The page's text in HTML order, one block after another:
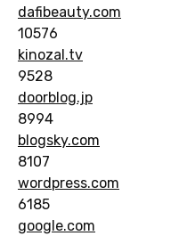
dafibeauty.com
10576
kinozal.tv
9528
doorblog.jp
8994
blogsky.com
8107
wordpress.com
6185
google.com